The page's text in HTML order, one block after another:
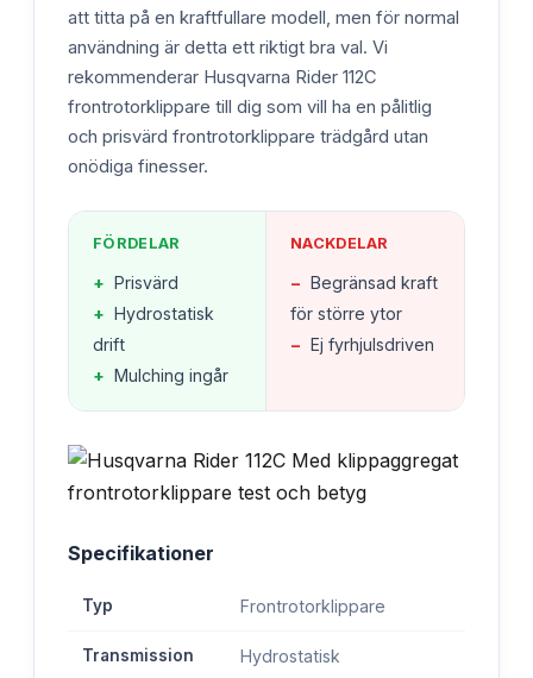
att titta på en kraftfullare modell, men för normal
användning är detta ett riktigt bra val. Vi
rekommenderar Husqvarna Rider 112C
frontrotorklippare till dig som vill ha en pålitlig
och prisvärd frontrotorklippare trädgård utan
onödiga finesser.
FÖRDELAR
+ Prisvärd
+ Hydrostatisk
drift
+ Mulching ingår
NACKDELAR
− Begränsad kraft
för större ytor
− Ej fyrhjulsdriven
Specifikationer
Typ Frontrotorklippare
Transmission Hydrostatisk